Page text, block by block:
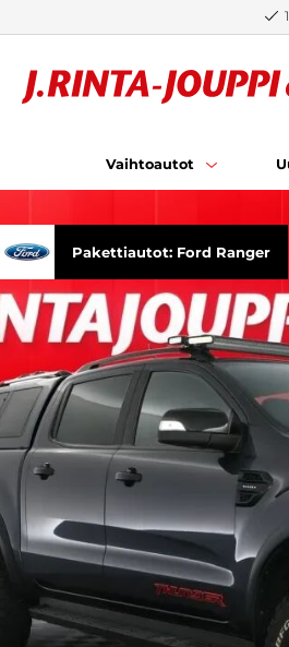
Vaihtoautot
Pakettiautot: Ford Ranger